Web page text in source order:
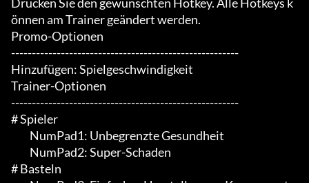
önnen am Trainer geändert werden.
Promo-Optionen
-------------------------------------------------------
Hinzufügen: Spielgeschwindigkeit
Trainer-Optionen
-------------------------------------------------------
# Spieler
# Basteln